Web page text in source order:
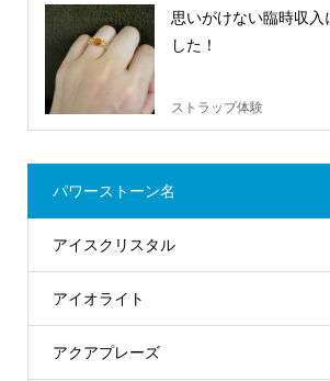
思いがけない臨時収入
した！
ストラップ体験
パワーストーン名
アイスクリスタル
アイオライト
アクアプレーズ